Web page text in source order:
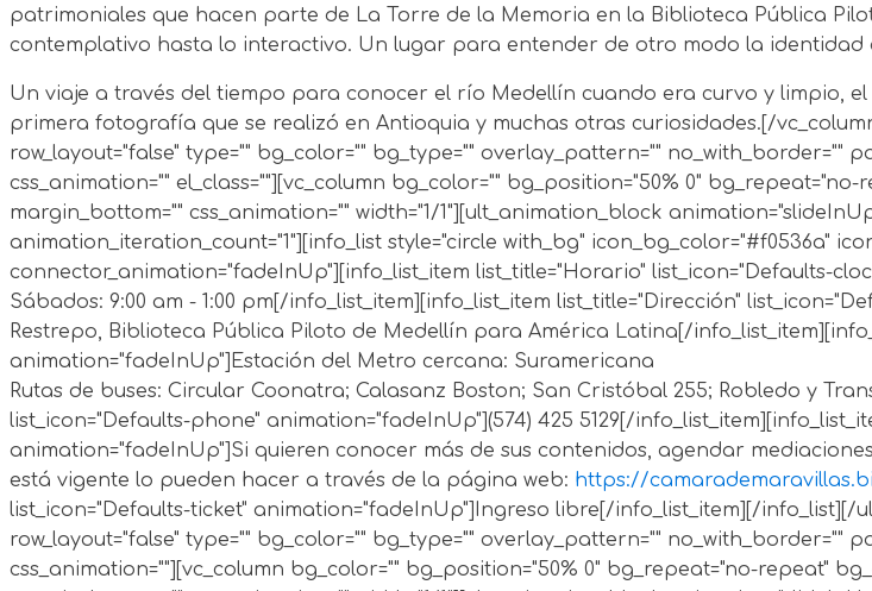
patrimoniales que hacen parte de La Torre de la Memoria en la Biblioteca Pública
contemplativo hasta lo interactivo. Un lugar para entender de otro modo la identidad
Un viaje a través del tiempo para conocer el río Medellín cuando era curvo y limpio,
primera fotografía que se realizó en Antioquia y muchas otras curiosidades.[/
row_layout="false" type="" bg_color="" bg_type="" overlay_pattern=""
css_animation="" el_class=""][vc_column bg_color="" bg_position="50% 0"
margin_bottom="" css_animation="" width="1/1"][ult_animation_block
animation_iteration_count="1"][info_list style="circle with_bg" icon_bg_color="#f0536a"
connector_animation="fadeInUp"][info_list_item list_title="Horario" list_icon="Defaults-
Sábados: 9:00 am - 1:00 pm[/info_list_item][info_list_item list_title="Dirección"
Restrepo, Biblioteca Pública Piloto de Medellín para América Latina[/
animation="fadeInUp"]Estación del Metro cercana: Suramericana
Rutas de buses: Circular Coonatra; Calasanz Boston; San Cristóbal 255; Robledo y
list_icon="Defaults-phone" animation="fadeInUp"](574) 425 5129[/
animation="fadeInUp"]Si quieren conocer más de sus contenidos, agendar
está vigente lo pueden hacer a través de la página web: https://
list_icon="Defaults-ticket" animation="fadeInUp"]Ingreso libre[/info_list_item][/info_list][/
row_layout="false" type="" bg_color="" bg_type="" overlay_pattern=""
css_animation=""][vc_column bg_color="" bg_position="50% 0" bg_repeat="no-repeat"